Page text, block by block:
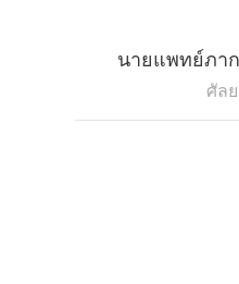
นายแพทย์ภา
ศัล